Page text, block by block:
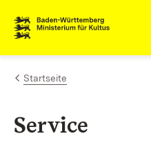
Zum Inhalt springen
Link zur Startseite
Startseite
Service